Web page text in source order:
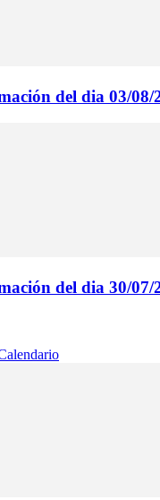
del dia 03/08/
del dia 30/07/